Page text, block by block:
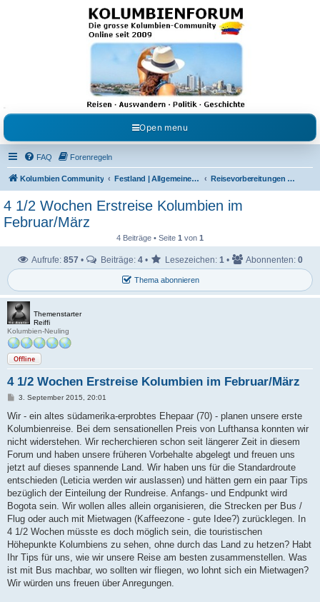
Kolumbienforum - Das
grosse Forum der
Freunde Kolumbiens
Reisen, Auswandern, Kultur, Politik, Geschichte und Visum in Kolumbien und Venezuela.
Austausch, Erfahrungen und Gemeinschaft im Kolumbienforum
Open menu
FAQ Forenregeln
Kolumbien Community Festland | Allgemeine Fragen Reisevorbereitungen & Reiseerfahrungen
4 1/2 Wochen Erstreise Kolumbien im
Februar/März
4 Beiträge • Seite 1 von 1
Thema abonnieren
Aufrufe: 857 • Beiträge: 4 • Lesezeichen: 1 • Abonnenten: 0
Themenstarter
Reiffi
Kolumbien-Neuling
Offline
4 1/2 Wochen Erstreise Kolumbien im Februar/März
B
i
r
a
3. September 2015, 20:01
Wir - ein altes südamerika-erprobtes Ehepaar (70) - planen unsere erste
Kolumbienreise. Bei dem sensationellen Preis von Lufthansa konnten wir
nicht widerstehen. Wir recherchieren schon seit längerer Zeit in diesem
Forum und haben unsere früheren Vorbehalte abgelegt und freuen uns
jetzt auf dieses spannende Land. Wir haben uns für die Standardroute
entschieden (Leticia werden wir auslassen) und hätten gern ein paar Tips
bezüglich der Einteilung der Rundreise. Anfangs- und Endpunkt wird
Bogota sein. Wir wollen alles allein organisieren, die Strecken per Bus /
Flug oder auch mit Mietwagen (Kaffeezone - gute Idee?) zurücklegen. In
4 1/2 Wochen müsste es doch möglich sein, die touristischen
Höhepunkte Kolumbiens zu sehen, ohne durch das Land zu hetzen? Habt
Ihr Tips für uns, wie wir unsere Reise am besten zusammenstellen. Was
ist mit Bus machbar, wo sollten wir fliegen, wo lohnt sich ein Mietwagen?
Wir würden uns freuen über Anregungen.